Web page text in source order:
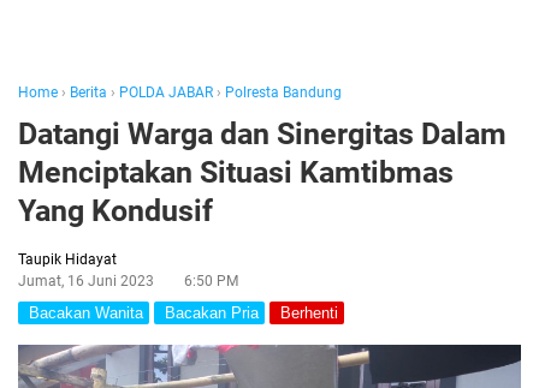
Home › Berita › POLDA JABAR › Polresta Bandung
Datangi Warga dan Sinergitas Dalam
Menciptakan Situasi Kamtibmas
Yang Kondusif
Taupik Hidayat
Jumat, 16 Juni 2023
6:50 PM
Bacakan Wanita Bacakan Pria Berhenti